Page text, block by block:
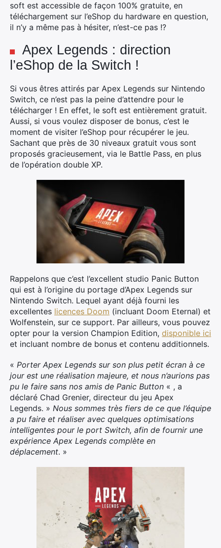
soft est accessible de façon 100% gratuite, en
téléchargement sur l’eShop du hardware en question,
il n’y a même pas à hésiter, n’est-ce pas !?
Apex Legends : direction
l’eShop de la Switch !
Si vous êtres attirés par Apex Legends sur Nintendo
Switch, ce n’est pas la peine d’attendre pour le
télécharger ! En effet, le soft est entièrement gratuit.
Aussi, si vous voulez disposer de bonus, c’est le
moment de visiter l’eShop pour récupérer le jeu.
Sachant que près de 30 niveaux gratuit vous sont
proposés gracieusement, via le Battle Pass, en plus
de l’opération double XP.
Rappelons que c’est l’excellent studio Panic Button
qui est à l’origine du portage d’Apex Legends sur
Nintendo Switch. Lequel ayant déjà fourni les
excellentes licences Doom (incluant Doom Eternal) et
Wolfenstein, sur ce support. Par ailleurs, vous pouvez
opter pour la version Champion Edition, disponible ici
et incluant nombre de bonus et contenu additionnels.
« Porter Apex Legends sur son plus petit écran à ce
jour est une réalisation majeure, et nous n’aurions pas
pu le faire sans nos amis de Panic Button « , a
déclaré Chad Grenier, directeur du jeu Apex
Legends. » Nous sommes très fiers de ce que l’équipe
a pu faire et réaliser avec quelques optimisations
intelligentes pour le port Switch, afin de fournir une
expérience Apex Legends complète en
déplacement. »